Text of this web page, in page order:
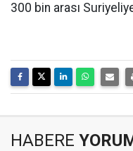
300 bin arası
HABERE